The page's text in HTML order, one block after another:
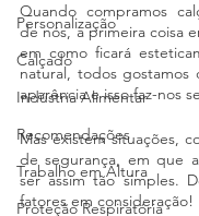
Personalização
Calçado
Indústria Alimentar
Recomendações
Trabalho em Altura
Proteção Respiratória
Quando compramos
de nós, a primeira coisa
em como ficará
natural, todos gostamos
aparência e isso faz-nos
Mas existem situações,
de segurança, em que
ser assim tão simples.
fatores em consideração!